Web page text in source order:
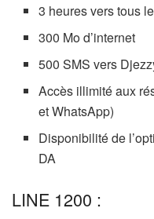
3 heures vers tous
300 Mo d’internet
500 SMS vers
Accès illimité aux
et WhatsApp)
Disponibilité de
DA
LINE 1200 :